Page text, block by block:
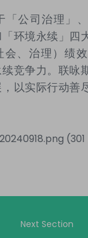
公司治理」、
「环境永续」四
会、治理）绩
竞争力。联咏
以实际行动善
Next Section